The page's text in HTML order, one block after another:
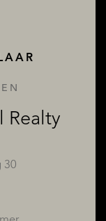
Realty
30